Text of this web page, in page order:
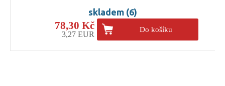
skladem (6)
78,30 Kč
3,27 EUR
Do košíku